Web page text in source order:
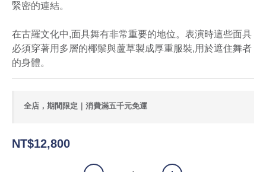
緊密的連結。
在古羅文化中,面具舞有非常重要的地位。表演時這些面具
必須穿著用多層的椰鬃與蘆草製成厚重服裝,用於遮住舞者
的身體。
全店，期間限定｜消費滿五千元免運
NT$12,800